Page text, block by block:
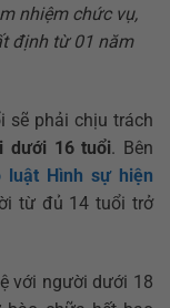
nhiệm chức vụ,
định từ 01 năm
sẽ phải chịu trách
dưới 16 tuổi. Bên
luật Hình sự hiện
từ đủ 14 tuổi trở
với người dưới 18